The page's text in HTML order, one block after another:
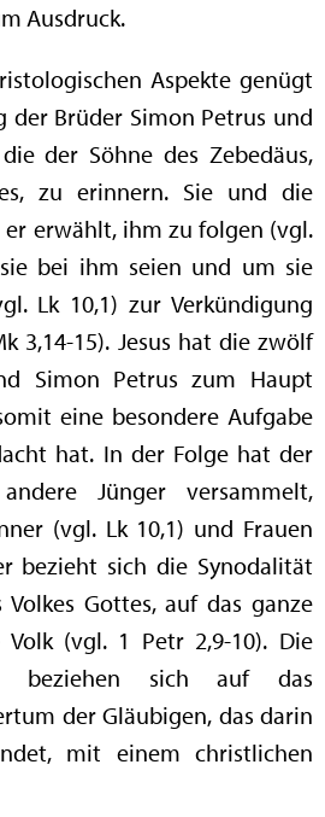
Ausdruck.
Aspekte genügt
der Brüder Simon Petrus und
der Söhne des Zebedäus,
zu erinnern. Sie und die
erwählt, ihm zu folgen (vgl.
bei ihm seien und um sie
Lk 10,1) zur Verkündigung
3,14-15). Jesus hat die zwölf
Simon Petrus zum Haupt
eine besondere Aufgabe
hat. In der Folge hat der
Jünger versammelt,
(vgl. Lk 10,1) und Frauen
bezieht sich die Synodalität
Gottes, auf das ganze
(vgl. 1 Petr 2,9-10). Die
beziehen sich auf das
der Gläubigen, das darin
mit einem christlichen